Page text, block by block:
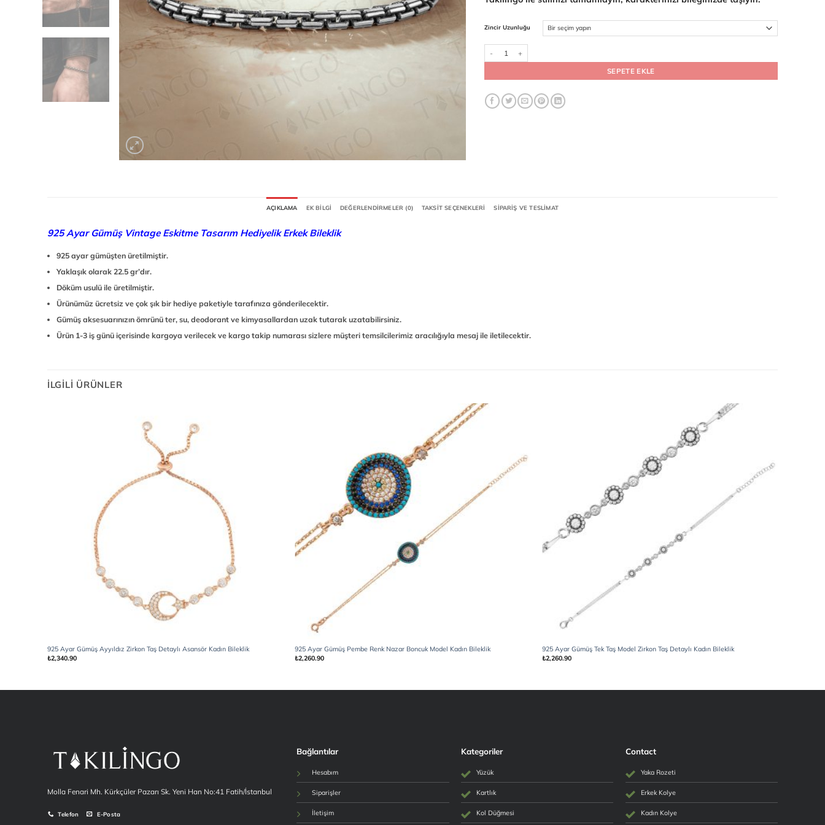
Zincir Uzunluğu
SEPETE EKLE
AÇIKLAMA EK BILGI DEĞERLENDIRMELER (0) TAKSIT SEÇENEKLERI SIPARIŞ VE TESLIMAT
925 Ayar Gümüş Vintage Eskitme Tasarım Hediyelik Erkek Bileklik
925 ayar gümüşten üretilmiştir.
Yaklaşık olarak 22.5 gr’dır.
Döküm usulü ile üretilmiştir.
Ürünümüz ücretsiz ve çok şık bir hediye paketiyle tarafınıza gönderilecektir.
Gümüş aksesuarınızın ömrünü ter, su, deodorant ve kimyasallardan uzak tutarak uzatabilirsiniz.
Ürün 1-3 iş günü içerisinde kargoya verilecek ve kargo takip numarası sizlere müşteri temsilcilerimiz aracılığıyla mesaj ile iletilecektir.
İLGILI ÜRÜNLER
925 Ayar Gümüş Ayyıldız Zirkon Taş Detaylı Asansör Kadın Bileklik
₺2,340.90
925 Ayar Gümüş Pembe Renk Nazar Boncuk Model Kadın Bileklik
₺2,260.90
925 Ayar Gümüş Tek Taş Model Zirkon Taş Detaylı Kadın Bileklik
₺2,260.90
Molla Fenari Mh. Kürkçüler Pazarı Sk. Yeni Han No:41 Fatih/İstanbul
Telefon E-Posta
Bağlantılar
Hesabım
Siparişler
İletişim
Kategoriler
Yüzük
Kartlık
Kol Düğmesi
Contact
Yaka Rozeti
Erkek Kolye
Kadın Kolye